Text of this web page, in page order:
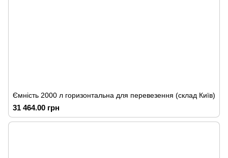
Ємність 2000 л горизонтальна для перевезення (склад Київ)
31 464.00 грн